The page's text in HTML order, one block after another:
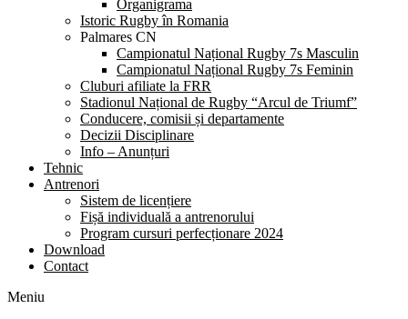
Organigrama
Istoric Rugby în Romania
Palmares CN
Campionatul Național Rugby 7s Masculin
Campionatul Național Rugby 7s Feminin
Cluburi afiliate la FRR
Stadionul Național de Rugby “Arcul de Triumf”
Conducere, comisii și departamente
Decizii Disciplinare
Info – Anunțuri
Tehnic
Antrenori
Sistem de licențiere
Fișă individuală a antrenorului
Program cursuri perfecționare 2024
Download
Contact
Meniu